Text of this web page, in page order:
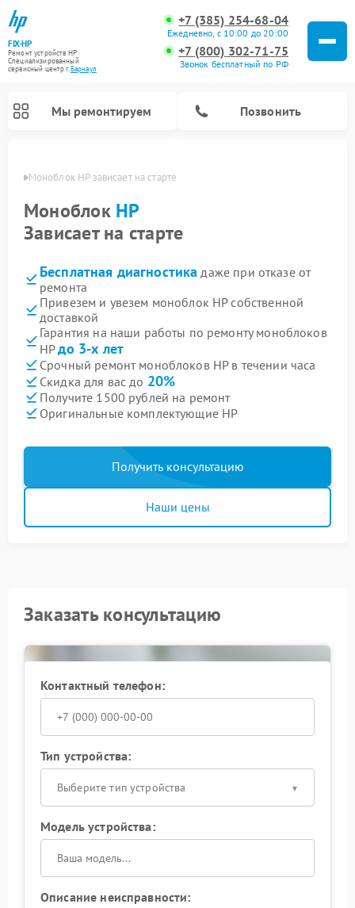
FIX-HP
Ремонт устройств HP
Специализированный
cервисный центр г.Барнаул
+7 (385) 254-68-04
Ежедневно, с 10:00 до 20:00
+7 (800) 302-71-75
Звонок бесплатный по РФ
Мы ремонтируем Позвонить
Моноблок HP зависает на старте
Моноблок HP
Зависает на старте
Бесплатная диагностика даже при отказе от
ремонта
Привезем и увезем моноблок HP собственной
доставкой
Гарантия на наши работы по ремонту моноблоков
HPдо 3-х лет
Срочный ремонт моноблоков HP в течении часа
Скидка для вас до 20%
Получите 1500 рублей на ремонт
Оригинальные комплектующие HP
Получить консультацию
Наши цены
Заказать консультацию
Контактный телефон:
Тип устройства:
Выберите тип устройства
Модель устройства:
Описание неисправности: